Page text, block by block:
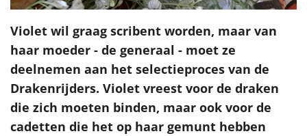
Violet wil graag scribent worden, maar van
haar moeder - de generaal - moet ze
deelnemen aan het selectieproces van de
Drakenrijders. Violet vreest voor de draken
die zich moeten binden, maar ook voor de
cadetten die het op haar gemunt hebben